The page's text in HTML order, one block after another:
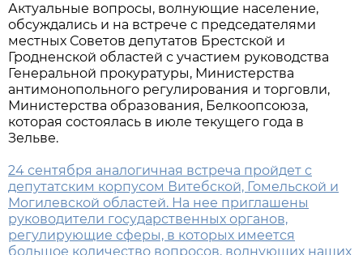
Актуальные вопросы, волнующие население,
обсуждались и на встрече с председателями
местных Советов депутатов Брестской и
Гродненской областей с участием руководства
Генеральной прокуратуры, Министерства
антимонопольного регулирования и торговли,
Министерства образования, Белкоопсоюза,
которая состоялась в июле текущего года в
Зельве.
24 сентября аналогичная встреча пройдет с
депутатским корпусом Витебской, Гомельской и
Могилевской областей. На нее приглашены
руководители государственных органов,
регулирующие сферы, в которых имеется
большое количество вопросов, волнующих наших